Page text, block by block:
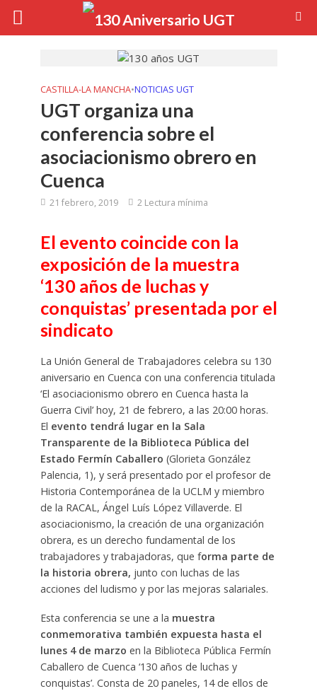
CASTILLA-LA MANCHA•NOTICIAS UGT
UGT organiza una
conferencia sobre el
asociacionismo obrero en
Cuenca
21 febrero, 2019 2 Lectura mínima
El evento coincide con la
exposición de la muestra
‘130 años de luchas y
conquistas’ presentada por el
sindicato
La Unión General de Trabajadores celebra su 130
aniversario en Cuenca con una conferencia titulada
‘El asociacionismo obrero en Cuenca hasta la
Guerra Civil’ hoy, 21 de febrero, a las 20:00 horas.
El evento tendrá lugar en la Sala
Transparente de la Biblioteca Pública del
Estado Fermín Caballero (Glorieta González
Palencia, 1), y será presentado por el profesor de
Historia Contemporánea de la UCLM y miembro
de la RACAL, Ángel Luís López Villaverde. El
asociacionismo, la creación de una organización
obrera, es un derecho fundamental de los
trabajadores y trabajadoras, que forma parte de
la historia obrera, junto con luchas de las
acciones del ludismo y por las mejoras salariales.
Esta conferencia se une a la muestra
conmemorativa también expuesta hasta el
lunes 4 de marzo en la Biblioteca Pública Fermín
Caballero de Cuenca ‘130 años de luchas y
conquistas’. Consta de 20 paneles, 14 de ellos de